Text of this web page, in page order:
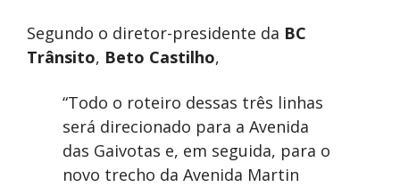
Segundo o diretor-presidente da BC
Trânsito, Beto Castilho,
“Todo o roteiro dessas três linhas
será direcionado para a Avenida
das Gaivotas e, em seguida, para o
novo trecho da Avenida Martin